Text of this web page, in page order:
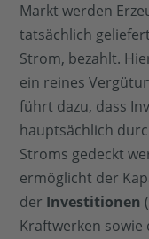
Markt werden
tatsächlich
Strom, bezahlt.
ein reines
führt dazu, dass
hauptsächlich
Stroms gedeckt
ermöglicht der
der Investitionen
Kraftwerken sowie